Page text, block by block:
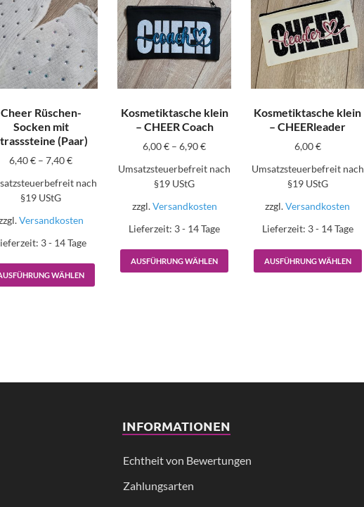
Cheer Rüschen-
Socken mit
(Paar)
6,40€ –7,40€
nach
§19 UStG
Versandkosten
3 - 14 Tage
WÄHLEN
Kosmetiktasche klein
– CHEER Coach
6,00€ – 6,90€
Umsatzsteuerbefreit nach
§19 UStG
zzgl.Versandkosten
Lieferzeit: 3 - 14 Tage
AUSFÜHRUNG WÄHLEN
Kosmetiktasche klein
– CHEERleader
6,00€
Umsatzsteuerbefreit nach
§19 UStG
zzgl.Versandkosten
Lieferzeit: 3 - 14 Tage
AUSFÜHRUNG WÄHLEN
INFORMATIONEN
Echtheit von Bewertungen
Zahlungsarten